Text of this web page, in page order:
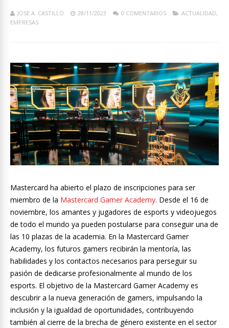
JOSE A. CASTILLO 28/11/2023 0 COMENTARIOS ACTUALIDAD,
EMPRESAS
Mastercard ha abierto el plazo de inscripciones para ser
miembro de la Mastercard Gamer Academy. Desde el 16 de
noviembre, los amantes y jugadores de esports y videojuegos
de todo el mundo ya pueden postularse para conseguir una de
las 10 plazas de la academia. En la Mastercard Gamer
Academy, los futuros gamers recibirán la mentoría, las
habilidades y los contactos necesarios para perseguir su
pasión de dedicarse profesionalmente al mundo de los
esports. El objetivo de la Mastercard Gamer Academy es
descubrir a la nueva generación de gamers, impulsando la
inclusión y la igualdad de oportunidades, contribuyendo
también al cierre de la brecha de género existente en el sector